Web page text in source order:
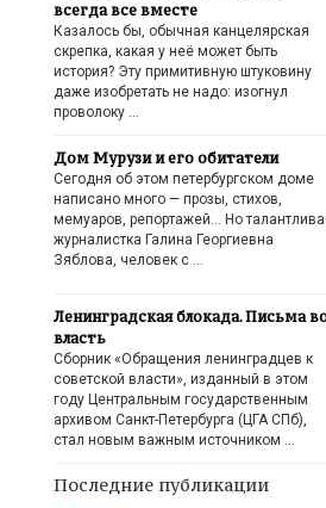
всегда все вместе
Казалось бы, обычная канцелярская
скрепка, какая у неё может быть
история? Эту примитивную штуковину
даже изобретать не надо: изогнул
проволоку …
Дом Мурузи и его обитатели
Сегодня об этом петербургском доме
написано много — прозы, стихов,
мемуаров, репортажей… Но
журналистка Галина Георгиевна
Зяблова, человек с …
Ленинградская блокада. Письма
власть
Сборник «Обращения ленинградцев к
советской власти», изданный в этом
году Центральным государственным
архивом Санкт-Петербурга (ЦГА СПб),
стал новым важным источником …
Последние публикации